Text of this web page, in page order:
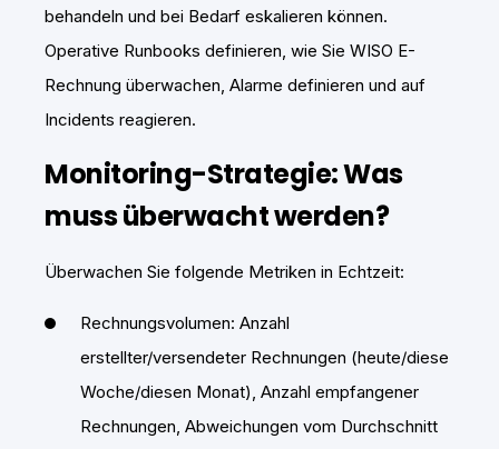
behandeln und bei Bedarf eskalieren können.
Operative Runbooks definieren, wie Sie WISO E-
Rechnung überwachen, Alarme definieren und auf
Incidents reagieren.
Monitoring-Strategie: Was
muss überwacht werden?
Überwachen Sie folgende Metriken in Echtzeit:
Rechnungsvolumen: Anzahl
erstellter/versendeter Rechnungen (heute/diese
Woche/diesen Monat), Anzahl empfangener
Rechnungen, Abweichungen vom Durchschnitt